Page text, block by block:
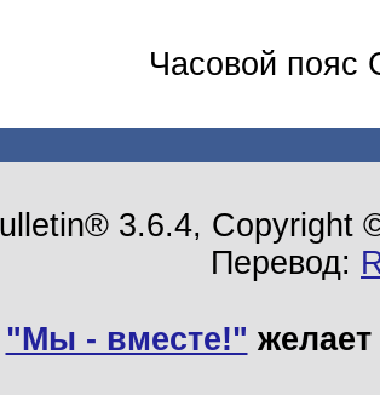
Часовой пояс
3.6.4, Copyright
Перевод:
"Мы - вместе!"